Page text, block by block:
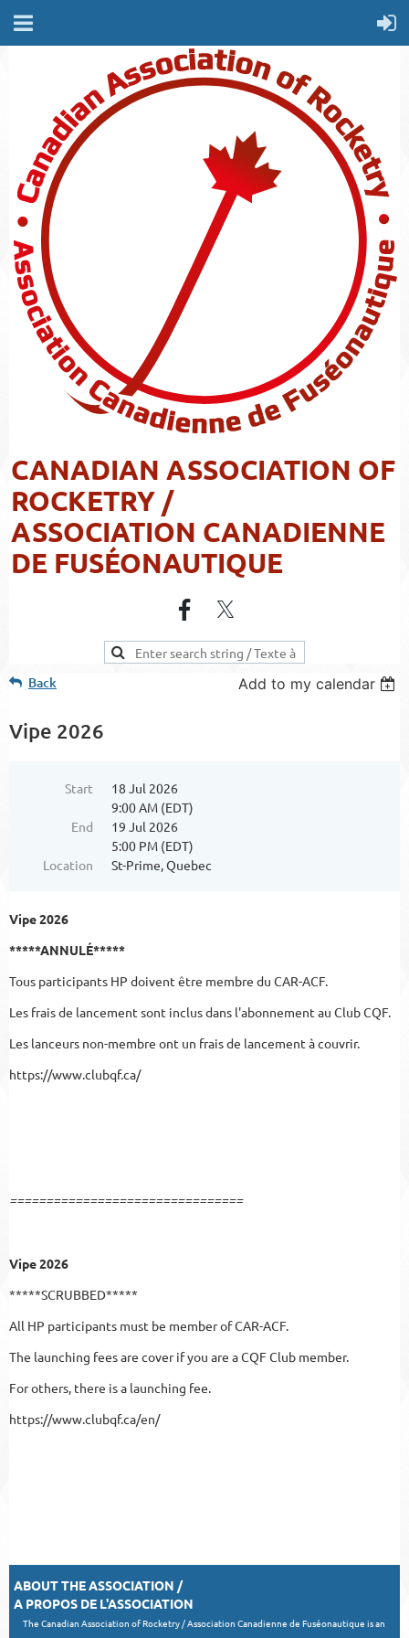
CANADIAN ASSOCIATION OF
ROCKETRY /
ASSOCIATION CANADIENNE
DE FUSÉONAUTIQUE
Back Add to my calendar
Vipe 2026
Start
18 Jul 2026
9:00 AM (EDT)
End
19 Jul 2026
5:00 PM (EDT)
Location
St-Prime, Quebec
Vipe 2026
*****ANNULÉ*****
Tous participants HP doivent être membre du CAR-ACF.
Les frais de lancement sont inclus dans l'abonnement au Club CQF.
Les lanceurs non-membre ont un frais de lancement à couvrir.
https://www.clubqf.ca/
================================
Vipe 2026
*****SCRUBBED*****
All HP participants must be member of CAR-ACF.
The launching fees are cover if you are a CQF Club member.
For others, there is a launching fee.
https://www.clubqf.ca/en/
ABOUT THE ASSOCIATION /
A PROPOS DE L'ASSOCIATION
The Canadian Association of Rocketry / Association Canadienne de Fuséonautique is an